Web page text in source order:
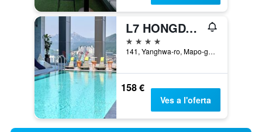
L7 HONGDAE by LOTTE
4 estrelles
141, Yanghwa-ro, Mapo-gu, Seül, Corea del Sud
158 €
Ves a l'oferta